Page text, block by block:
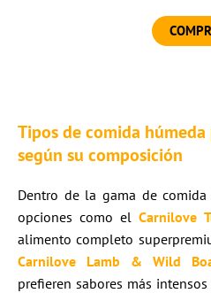
Tipos de comida
según su composición
Dentro de la gama de
opciones como el Carnilove
alimento completo
Carnilove Lamb & Wild
prefieren sabores más